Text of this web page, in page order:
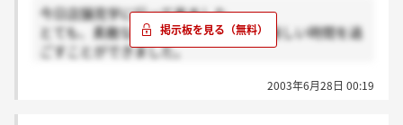
今日店舗見学に行って来ました。
とても、素敵な家具を見せていただき楽しい時間を過
ごすことができました。
2003年6月28日 00:19